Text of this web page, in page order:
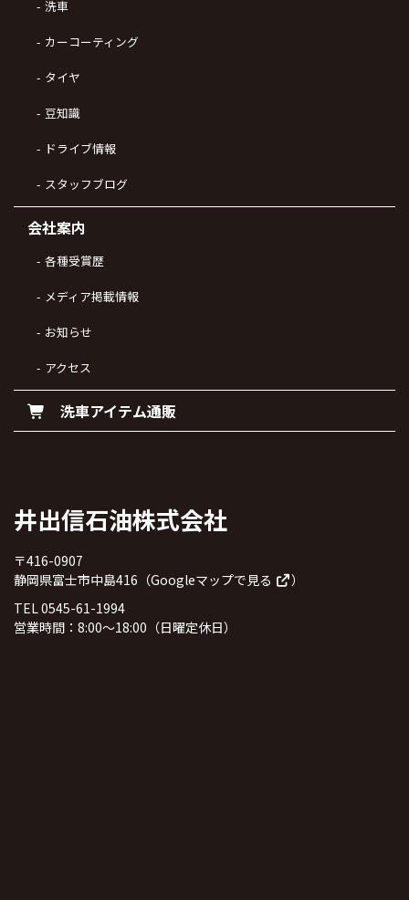
洗車
カーコーティング
タイヤ
豆知識
ドライブ情報
スタッフブログ
会社案内
各種受賞歴
メディア掲載情報
お知らせ
アクセス
洗車アイテム通販
井出信石油株式会社
〒416-0907
静岡県富士市中島416（Googleマップで見る
）
TEL 0545-61-1994
営業時間：8:00～18:00（日曜定休日）